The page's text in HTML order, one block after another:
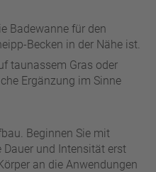
Badewanne für den
Becken in der Nähe ist.
taunassem Gras oder
Ergänzung im Sinne
Beginnen Sie mit
Dauer und Intensität erst
an die Anwendungen